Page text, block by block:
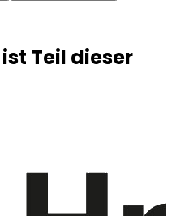
Teil dieser